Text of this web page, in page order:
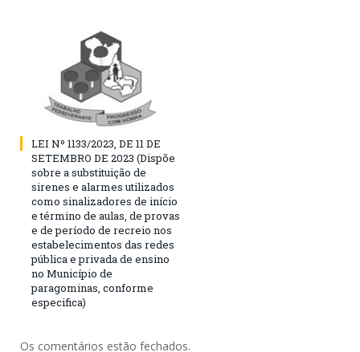
LEI Nº 1133/2023, DE 11 DE
SETEMBRO DE 2023 (Dispõe
sobre a substituição de
sirenes e alarmes utilizados
como sinalizadores de início
e término de aulas, de provas
e de período de recreio nos
estabelecimentos das redes
pública e privada de ensino
no Município de
paragominas, conforme
especifica)
Os comentários estão fechados.